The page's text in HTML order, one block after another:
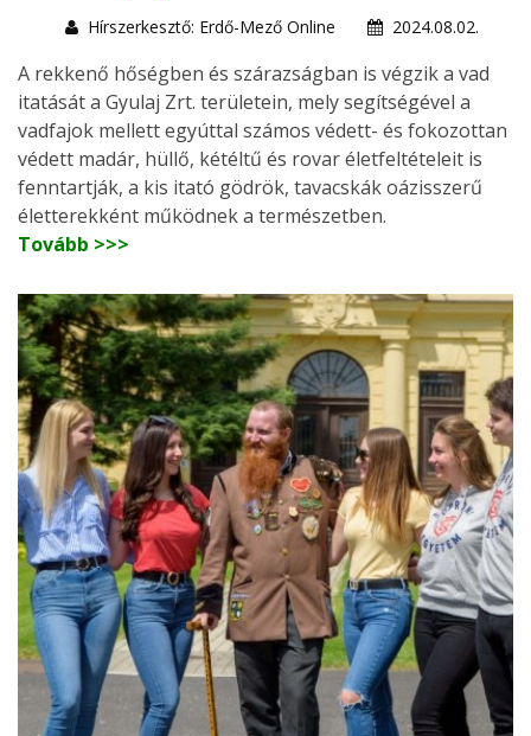
Hírszerkesztő: Erdő-Mező Online
2024.08.02.
A rekkenő hőségben és szárazságban is végzik a vad
itatását a Gyulaj Zrt. területein, mely segítségével a
vadfajok mellett egyúttal számos védett- és fokozottan
védett madár, hüllő, kétéltű és rovar életfeltételeit is
fenntartják, a kis itató gödrök, tavacskák oázisszerű
életterekként működnek a természetben.
Tovább >>>